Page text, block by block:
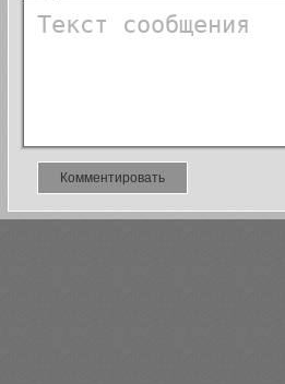
Комментировать